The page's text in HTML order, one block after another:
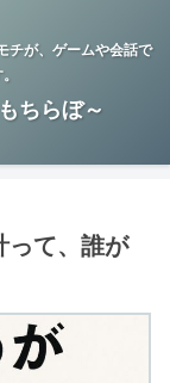
チが、ゲームや会話で
ちらぼ～
って、誰が